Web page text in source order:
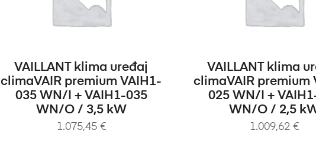
DODAJ U KOŠARICU
VAILLANT klima uređaj
climaVAIR premium VAIH1-
035 WN/I + VAIH1-035
WN/O / 3,5 kW
1.075,45 €
DODAJ U
VAILLANT klima
climaVAIR premium
025 WN/I +
WN/O / 2,5
1.009,62 €